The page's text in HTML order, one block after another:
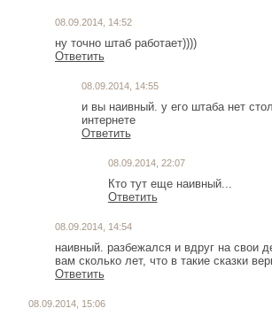
08.09.2014, 14:52
ну точно штаб работает))))
Ответить
08.09.2014, 14:55
и вы наивный. у его штаба нет
интернете
Ответить
08.09.2014, 22:07
Кто тут еще наивный...
Ответить
08.09.2014, 14:54
наивный. разбежался и вдруг на свои
вам сколько лет, что в такие сказки
Ответить
08.09.2014, 15:06